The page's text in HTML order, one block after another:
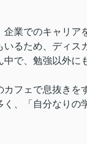
企業でのキャリア
いるため、ディス
中で、勉強以外に
カフェで息抜きを
く、「自分なりの